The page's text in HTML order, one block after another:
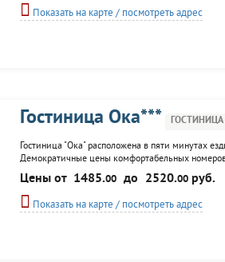
Показать на карте / посмотреть адрес
Гостиница Ока*** ГОСТИНИЦА
Гостиница "Ока" расположена в пяти минутах
Демократичные цены комфортабельных
гостями города Арт-кафе "Лафит" и кафе
местах. Услуги...
Цены от 1485.00 до 2520.00руб.
Показать на карте / посмотреть адрес